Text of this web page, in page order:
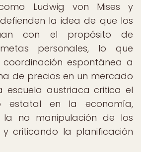
Ludwig von Mises y
defienden la idea de que los
con el propósito de
personales, lo que
espontánea a
de precios en un mercado
escuela austriaca critica el
estatal en la economía,
no manipulación de los
criticando la planificación